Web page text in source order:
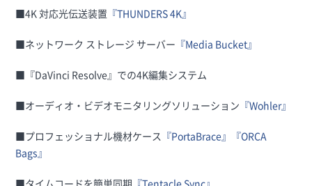
■4K 対応光伝送装置 『THUNDERS 4K』
■ネットワーク ストレージ サーバー 『Media Bucket』
■『DaVinci Resolve』での4K編集システム
■オーディオ・ビデオモニタリングソリューション 『Wohler』
■プロフェッショナル機材ケース 『PortaBrace』
『ORCA
Bags』
■タイムコードを簡単同期 『Tentacle Sync』